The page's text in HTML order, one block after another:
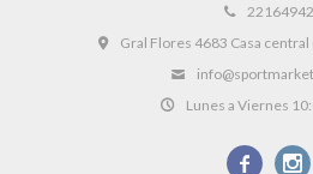
22164942
Gral Flores 4683 Casa central
Lunes a Viernes
 